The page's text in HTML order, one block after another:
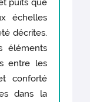
puits que
échelles
décrites.
éléments
entre les
conforté
dans la